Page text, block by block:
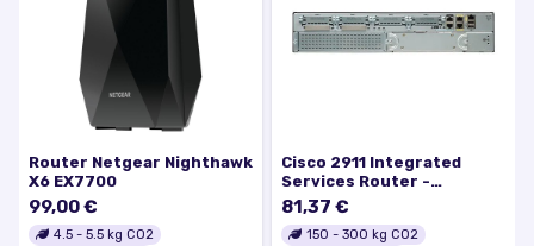
Router Netgear Nighthawk
X6 EX7700
99,00 €
4.5 - 5.5 kg CO2
Cisco 2911 Integrated
Services Router -
routeur…
81,37 €
150 - 300 kg CO2